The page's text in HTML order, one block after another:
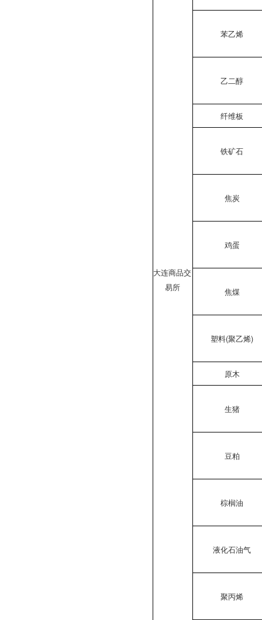
大连商品交
易所
苯乙烯
乙二醇
纤维板
铁矿石
焦炭
鸡蛋
焦煤
塑料(聚乙烯)
原木
生猪
豆粕
棕榈油
液化石油气
聚丙烯